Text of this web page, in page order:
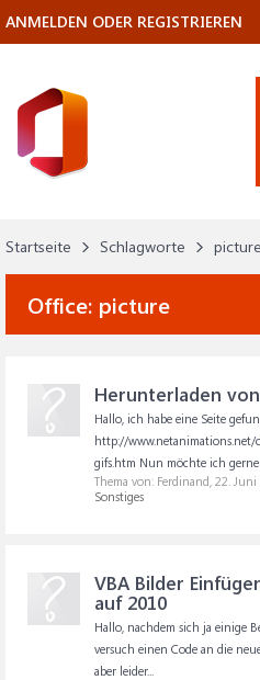
Startseite Schlagworte picture
Office: picture
Herunterladen
Hallo, ich habe eine Seite
http://www.netanimations.net/
gifs.htm Nun möchte ich
Thema von: Ferdinand, 22. Juni
Sonstiges
VBA Bilder
auf 2010
Hallo, nachdem sich ja einige
versuch einen Code an die
aber leider...
ANMELDEN ODER REGISTRIEREN